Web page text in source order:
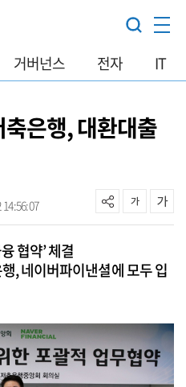
거버넌스 전자 IT
은행, 대환대출
14:56:07
협약’ 체결
, 네이버파이낸셜에 모두 입